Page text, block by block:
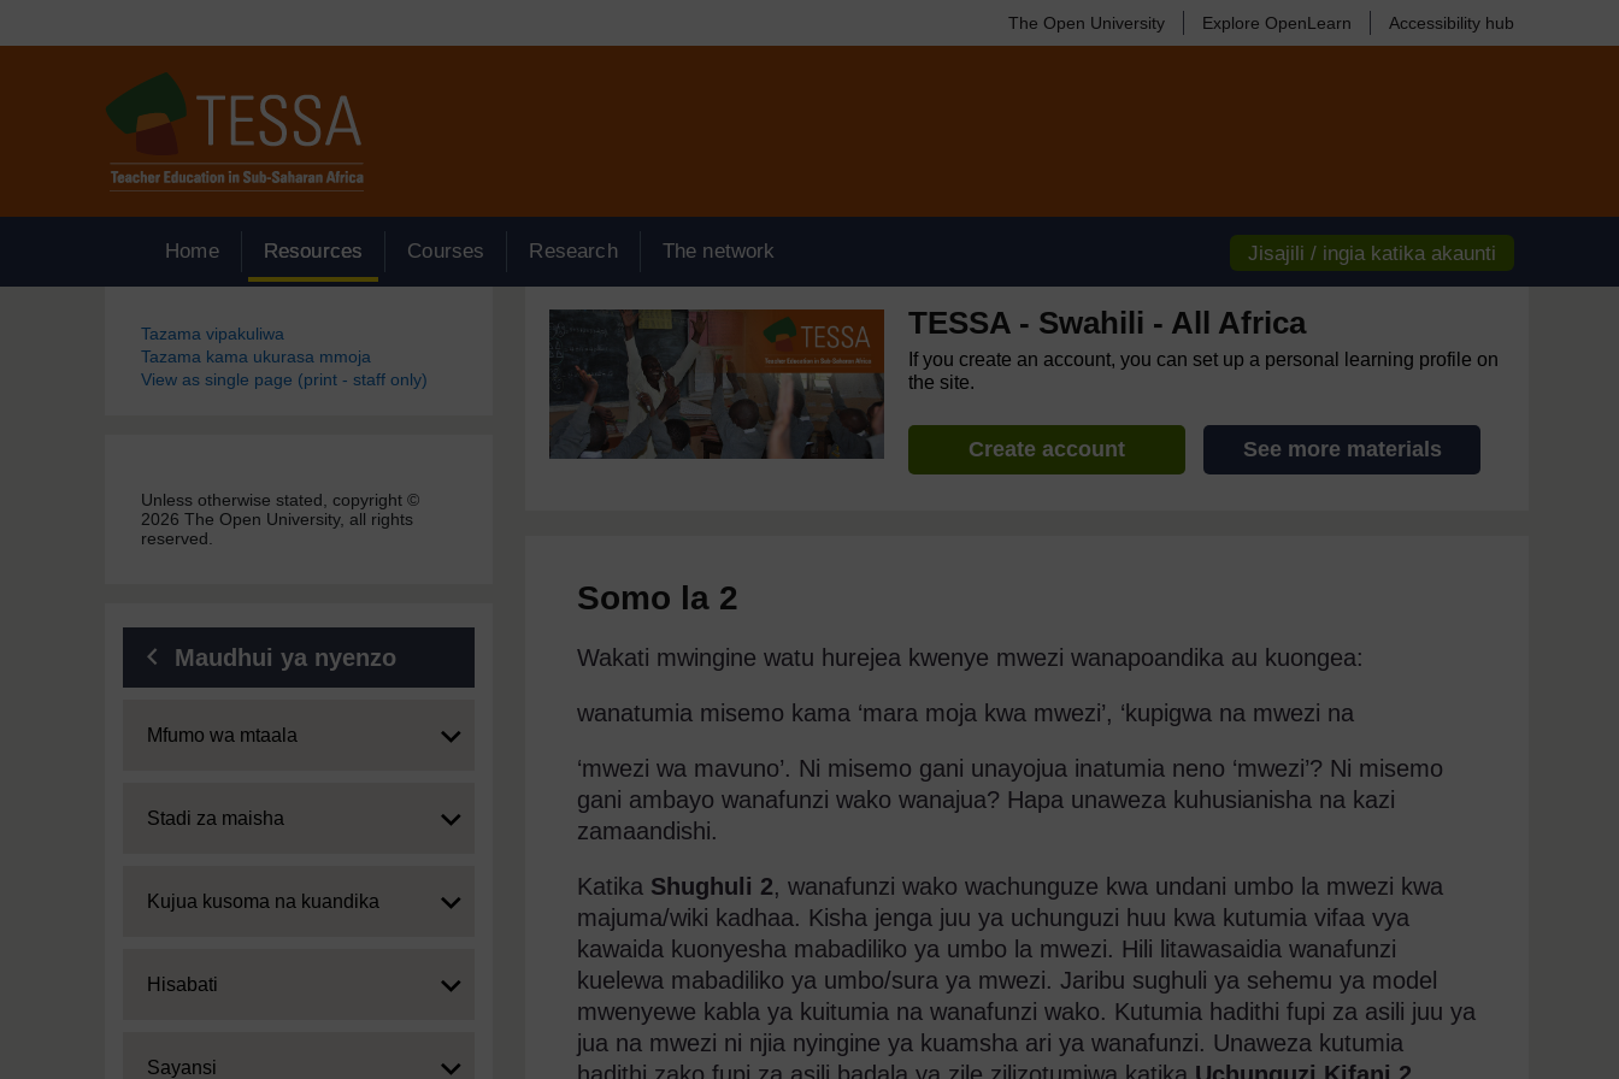
The Open University Explore OpenLearn Accessibility hub
Home Resources Courses Research The network Jisajili / ingia katika akaunti
Blocks
Tazama vipakuliwa
Tazama kama ukurasa mmoja
View as single page (print - staff only)
Unless otherwise stated, copyright ©
2026 The Open University, all rights
reserved.
Maudhui ya nyenzo
Expand
Mfumo wa mtaala
Expand
Stadi za maisha
Expand
Kujua kusoma na kuandika
Expand
Hisabati
Expand
Sayansi
TESSA - Swahili - All Africa
If you create an account, you can set up a personal learning profile on
the site.
Create account See more materials
Somo la 2
Wakati mwingine watu hurejea kwenye mwezi wanapoandika au kuongea:
wanatumia misemo kama ‘mara moja kwa mwezi’, ‘kupigwa na mwezi na
‘mwezi wa mavuno’. Ni misemo gani unayojua inatumia neno ‘mwezi’? Ni misemo
gani ambayo wanafunzi wako wanajua? Hapa unaweza kuhusianisha na kazi
zamaandishi.
Katika Shughuli 2, wanafunzi wako wachunguze kwa undani umbo la mwezi kwa
majuma/wiki kadhaa. Kisha jenga juu ya uchunguzi huu kwa kutumia vifaa vya
kawaida kuonyesha mabadiliko ya umbo la mwezi. Hili litawasaidia wanafunzi
kuelewa mabadiliko ya umbo/sura ya mwezi. Jaribu sughuli ya sehemu ya model
mwenyewe kabla ya kuitumia na wanafunzi wako. Kutumia hadithi fupi za asili juu ya
jua na mwezi ni njia nyingine ya kuamsha ari ya wanafunzi. Unaweza kutumia